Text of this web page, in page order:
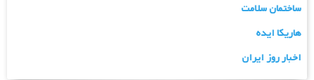
ساختمان سلامت
هاریکا ایده
اخبار روز ایران